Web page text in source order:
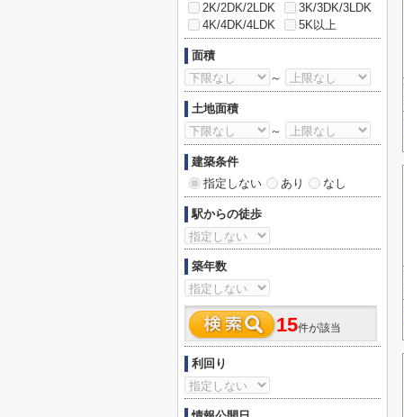
2K/2DK/2LDK
3K/3DK/3LDK
4K/4DK/4LDK
5K以上
面積
～
土地面積
～
建築条件
指定しない
あり なし
駅からの徒歩
築年数
15件が該当
利回り